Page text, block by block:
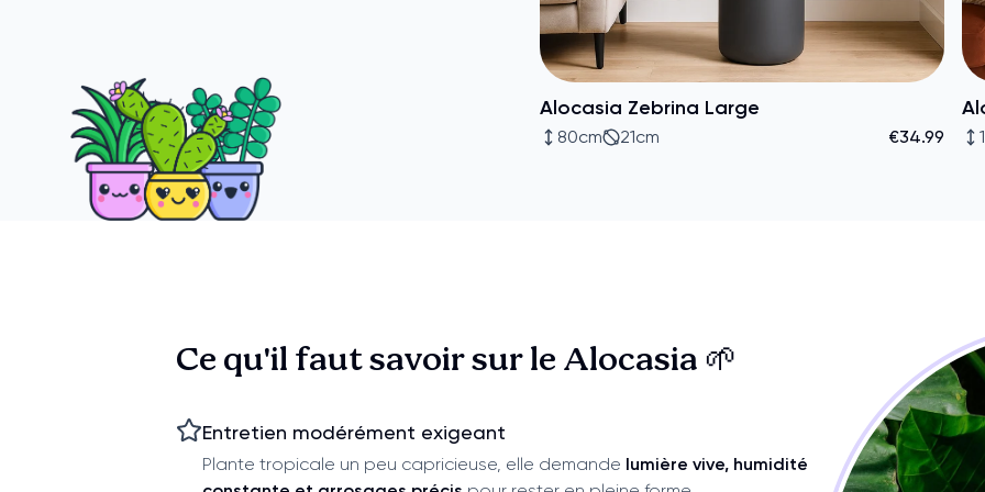
Alocasia Zebrina Large
80cm 21cm €34.99
Ce qu'il faut savoir sur le Alocasia 🌱
Entretien modérément exigeant
Plante tropicale un peu capricieuse, elle demande lumière vive, humidité